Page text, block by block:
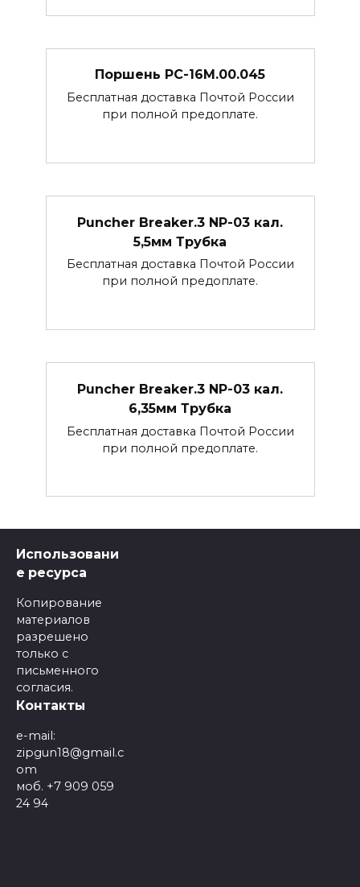
Поршень РС-16М.00.045
Бесплатная доставка Почтой России
при полной предоплате.
Puncher Breaker.3 NP-03 кал.
5,5мм Трубка
Бесплатная доставка Почтой России
при полной предоплате.
Puncher Breaker.3 NP-03 кал.
6,35мм Трубка
Бесплатная доставка Почтой России
при полной предоплате.
Использовани
е ресурса
Копирование
материалов
разрешено
только с
письменного
согласия.
Контакты
e-mail:
zipgun18@gmail.c
om
моб. +7 909 059
24 94